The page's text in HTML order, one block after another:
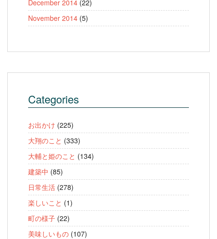
December 2014 (22)
November 2014 (5)
Categories
お出かけ (225)
大翔のこと (333)
大輔と姫のこと (134)
建築中 (85)
日常生活 (278)
楽しいこと (1)
町の様子 (22)
美味しいもの (107)